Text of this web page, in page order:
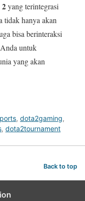
yang terintegrasi
tidak hanya akan
bisa berinteraksi
untuk
yang akan
, dota2gaming,
, dota2tournament
Back to top